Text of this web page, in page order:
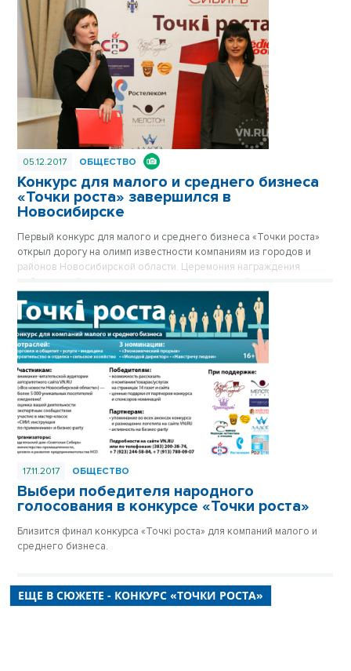
05.12.2017 ОБЩЕСТВО
Конкурс для малого и среднего бизнеса
«Точки роста» завершился в
Новосибирске
Первый конкурс для малого и среднего бизнеса «Точки роста»
открыл дорогу на олимп известности компаниям из городов и
районов Новосибирской области. Церемония награждения
победителей конкурса среди предпринимателей, учрежденного
издательским домом «Советская Сибирь», состоялась в Доме
Ленина 4 декабря.
17.11.2017 ОБЩЕСТВО
Выбери победителя народного
голосования в конкурсе «Точки роста»
Близится финал конкурса «Точкi роста» для компаний малого и
среднего бизнеса.
ЕЩЕ В СЮЖЕТЕ - КОНКУРС «ТОЧКИ РОСТА»